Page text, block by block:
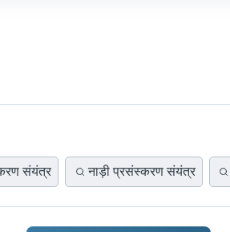
संयंत्र नाड़ी प्रसंस्करण संयंत्र